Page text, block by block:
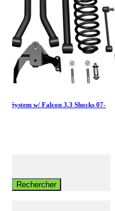
System w/ Falcon 3.3 Shocks 07-